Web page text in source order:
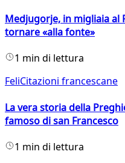
Medjugorje, in migliaia al
tornare «alla fonte»
1 min di lettura
FeliCitazioni francescane
La vera storia della
famoso di san Francesco
1 min di lettura